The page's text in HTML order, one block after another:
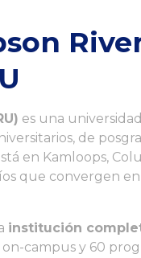
es una
de
en Kamloops,
que convergen
institución
campus y 60